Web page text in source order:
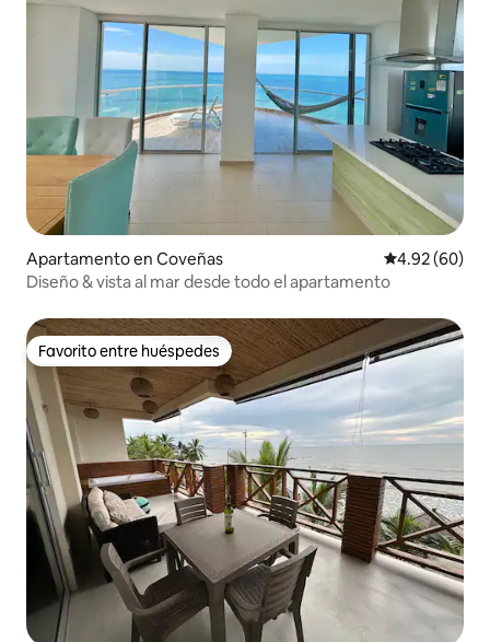
Apartamento en Coveñas Calificación
4.92 (60)
Diseño & vista al mar desde todo el apartamento
Favorito entre huéspedes
Favorito entre huéspedes